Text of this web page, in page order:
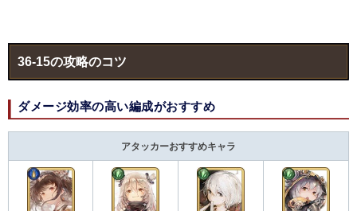
36-15の攻略のコツ
ダメージ効率の高い編成がおすすめ
アタッカーおすすめキャラ